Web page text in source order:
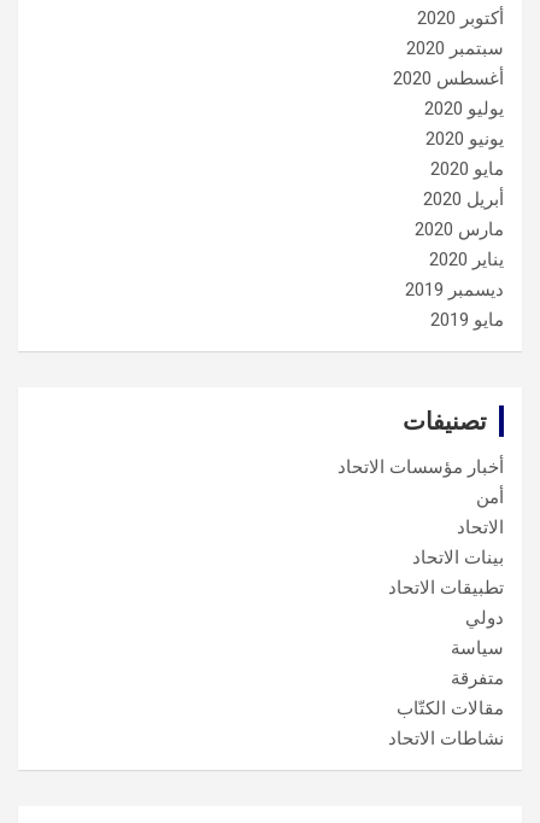
أكتوبر 2020
سبتمبر 2020
أغسطس 2020
يوليو 2020
يونيو 2020
مايو 2020
أبريل 2020
مارس 2020
يناير 2020
ديسمبر 2019
مايو 2019
تصنيفات
أخبار مؤسسات الاتحاد
أمن
الاتحاد
بينات الاتحاد
تطبيقات الاتحاد
دولي
سياسة
متفرقة
مقالات الكتّاب
نشاطات الاتحاد